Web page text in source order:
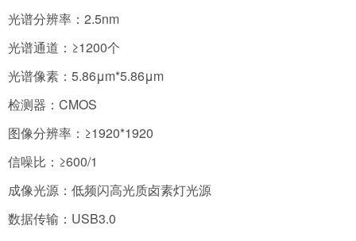
光谱分辨率：2.5nm
光谱通道：≥1200个
光谱像素：5.86μm*5.86μm
检测器：CMOS
图像分辨率：≥1920*1920
信噪比：≥600/1
成像光源：低频闪高光质卤素灯光源
数据传输：USB3.0